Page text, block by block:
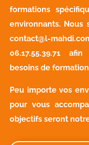
formations
environnants. Nous
contact@l-
06.17.55.39.71 afin
besoins de
Peu importe vos
pour vous
objectifs seront